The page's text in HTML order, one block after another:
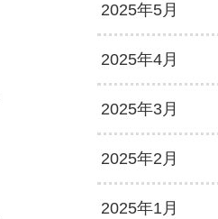
2025年5月
2025年4月
2025年3月
2025年2月
2025年1月